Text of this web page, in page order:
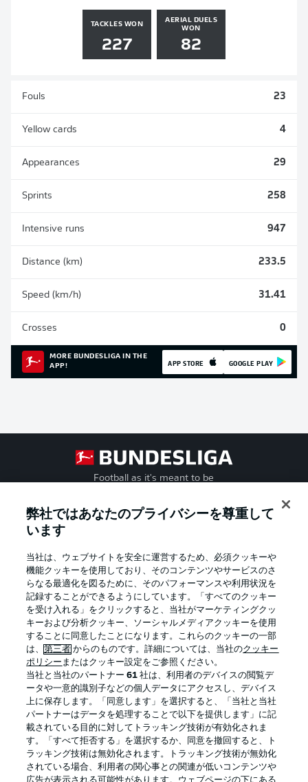
TACKLES WON
227
AERIAL DUELS
WON
82
Fouls 23
Yellow cards 4
Appearances 29
Sprints 258
Intensive runs 947
Distance (km) 233.5
Speed (km/h) 31.41
Crosses 0
MORE BUNDESLIGA IN THE
APP!
APP STORE GOOGLE PLAY
Football as it's meant to be
Official Partners
弊社ではあなたのプライバシーを尊重して
います
当社は、ウェブサイトを安全に運営するため、必須クッキーや
機能クッキーを使用しており、そのコンテンツやサービスのさ
らなる最適化を図るために、そのパフォーマンスや利用状況を
記録することができるようにしています。「すべてのクッキー
を受け入れる」をクリックすると、当社がマーケティングクッ
キーおよび分析クッキー、ソーシャルメディアクッキーを使用
することに同意したことになります。これらのクッキーの一部
は、第三者 からのものです。詳細については、当社のクッキー
ポリシー またはクッキー設定をご参照ください。
当社と当社のパートナー61 社は、利用者のデバイスの閲覧デ
ータや一意的識別子などの個人データにアクセスし、デバイス
上に保存します。「同意します」を選択すると、「当社と当社
パートナーはデータを処理することで以下を提供します」に記
載されている目的に対してトラッキング技術が有効化されま
す。「すべて拒否する」を選択するか、同意を撤回すると、ト
ラッキング技術は無効化されます。トラッキング技術が無効化
されている場合、利用者の関心事との関連が低いコンテンツや